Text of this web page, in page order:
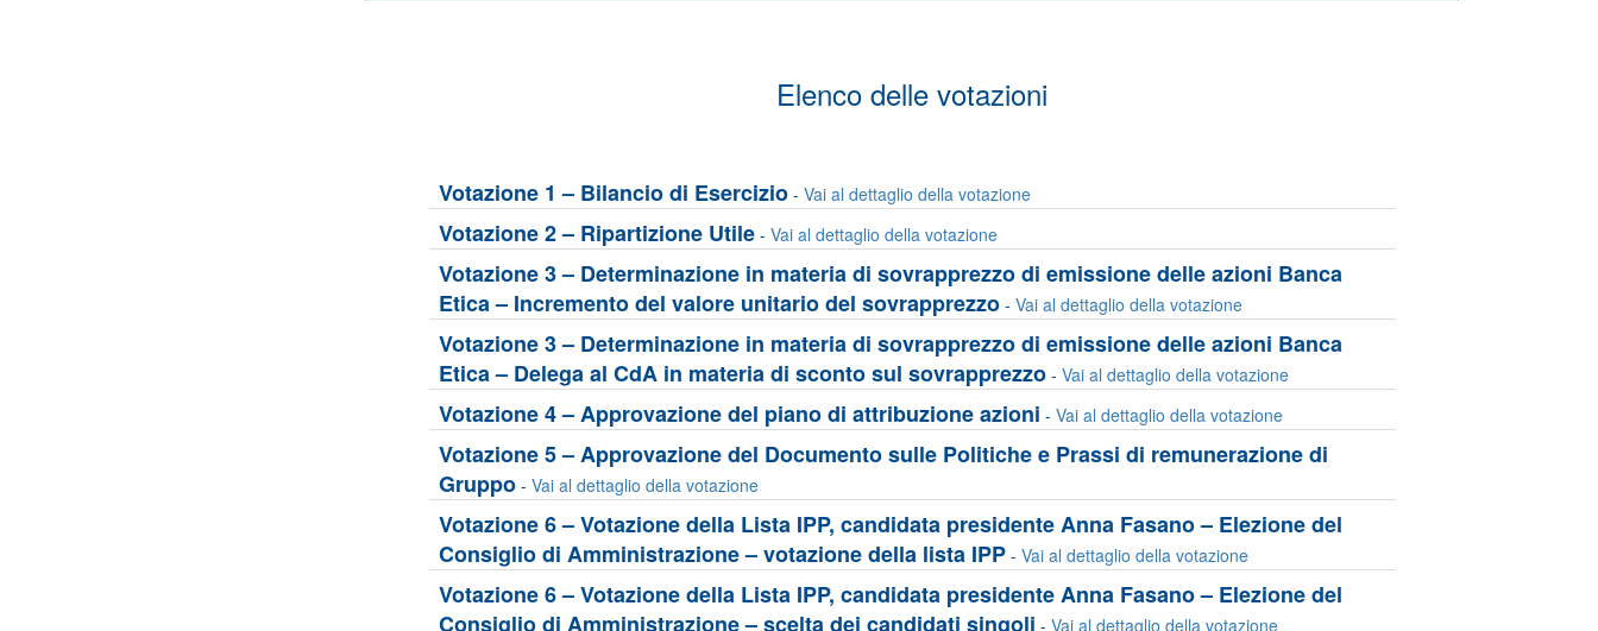
Elenco delle votazioni
Votazione 1 – Bilancio di Esercizio- Vai al dettaglio della votazione
Votazione 2 – Ripartizione Utile- Vai al dettaglio della votazione
Votazione 3 – Determinazione in materia di sovrapprezzo di emissione delle azioni Banca
Etica – Incremento del valore unitario del sovrapprezzo- Vai al dettaglio della votazione
Votazione 3 – Determinazione in materia di sovrapprezzo di emissione delle azioni Banca
Etica – Delega al CdA in materia di sconto sul sovrapprezzo- Vai al dettaglio della votazione
Votazione 4 – Approvazione del piano di attribuzione azioni - Vai al dettaglio della votazione
Votazione 5 – Approvazione del Documento sulle Politiche e Prassi di remunerazione di
Gruppo- Vai al dettaglio della votazione
Votazione 6 – Votazione della Lista IPP, candidata presidente Anna Fasano – Elezione del
Consiglio di Amministrazione – votazione della lista IPP- Vai al dettaglio della votazione
Votazione 6 – Votazione della Lista IPP, candidata presidente Anna Fasano – Elezione del
Consiglio di Amministrazione – scelta dei candidati singoli - Vai al dettaglio della votazione